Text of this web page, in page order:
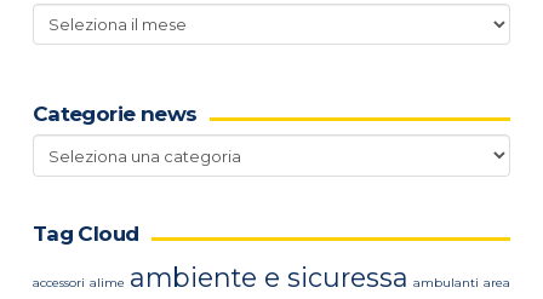
Archivio
news
Categorie news
Categorie
news
Tag Cloud
accessori alime ambiente e sicuressa ambulanti area